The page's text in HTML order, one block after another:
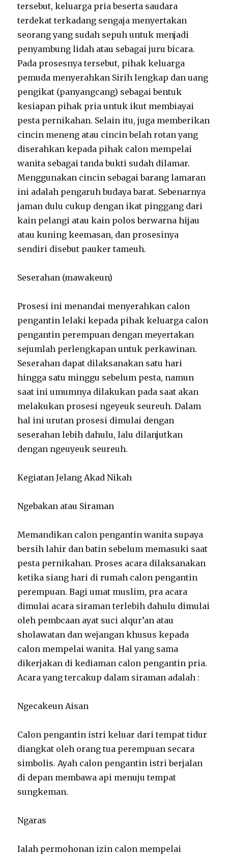
tersebut, keluarga pria beserta saudara
terdekat terkadang sengaja menyertakan
seorang yang sudah sepuh untuk menjadi
penyambung lidah atau sebagai juru bicara.
Pada prosesnya tersebut, pihak keluarga
pemuda menyerahkan Sirih lengkap dan uang
pengikat (panyangcang) sebagai bentuk
kesiapan pihak pria untuk ikut membiayai
pesta pernikahan. Selain itu, juga memberikan
cincin meneng atau cincin belah rotan yang
diserahkan kepada pihak calon mempelai
wanita sebagai tanda bukti sudah dilamar.
Menggunakan cincin sebagai barang lamaran
ini adalah pengaruh budaya barat. Sebenarnya
jaman dulu cukup dengan ikat pinggang dari
kain pelangi atau kain polos berwarna hijau
atau kuning keemasan, dan prosesinya
sendiri disebut pauker tameuh.
Seserahan (mawakeun)
Prosesi ini menandai menyerahkan calon
pengantin lelaki kepada pihak keluarga calon
pengantin perempuan dengan meyertakan
sejumlah perlengkapan untuk perkawinan.
Seserahan dapat dilaksanakan satu hari
hingga satu minggu sebelum pesta, namun
saat ini umumnya dilakukan pada saat akan
melakukan prosesi ngeyeuk seureuh. Dalam
hal ini urutan prosesi dimulai dengan
seserahan lebih dahulu, lalu dilanjutkan
dengan ngeuyeuk seureuh.
Kegiatan Jelang Akad Nikah
Ngebakan atau Siraman
Memandikan calon pengantin wanita supaya
bersih lahir dan batin sebelum memasuki saat
pesta pernikahan. Proses acara dilaksanakan
ketika siang hari di rumah calon pengantin
perempuan. Bagi umat muslim, pra acara
dimulai acara siraman terlebih dahulu dimulai
oleh pembcaan ayat suci alqur’an atau
sholawatan dan wejangan khusus kepada
calon mempelai wanita. Hal yang sama
dikerjakan di kediaman calon pengantin pria.
Acara yang tercakup dalam siraman adalah :
Ngecakeun Aisan
Calon pengantin istri keluar dari tempat tidur
diangkat oleh orang tua perempuan secara
simbolis. Ayah calon pengantin istri berjalan
di depan membawa api menuju tempat
sungkeman.
Ngaras
Ialah permohonan izin calon mempelai